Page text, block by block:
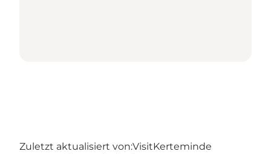
Zuletzt aktualisiert von:VisitKerteminde